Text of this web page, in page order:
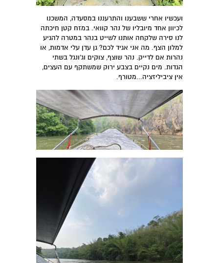
ועכשיו אחרי ששבענו והתרעננו במסעדה, המשכנו
לכיוון אחד מיובליו של נהר קוואי. במזח קטן חיכתה
לנו סירה שלקחה אותנו לשייט בנהר במטרה להגיע
למלון הצף. מה אני אגיד לכם? גן עדן עלי אדמות, או
נהרות אם לדייק. נהר שוצף, צוקים וג'ונגל בשתי
הגדות. מים נקיים בצבע ירוק שמשתקף עם העצים,
אין ציביליזציה...מטורף.